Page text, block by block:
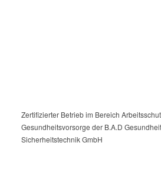
Zertifizierter Betrieb im Bereich
Gesundheitsvorsorge der B.A.D
Sicherheitstechnik GmbH